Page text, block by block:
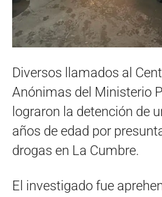
Diversos llamados al
Anónimas del Ministerio
lograron la detención de
años de edad por
drogas en La Cumbre.
El investigado fue